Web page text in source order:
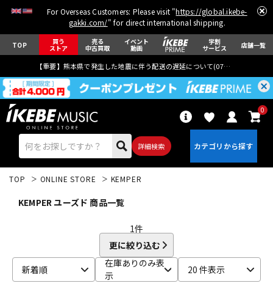
For Overseas Customers: Please visit "https://global.ikebe-
gakki.com/" for direct international shipping.
TOP 買う
ストア
売る
中古買取
イベント
動画
学割
サービス 店舗一覧
【重要】熊本県で発生した地震に伴う配送の遅延について(07月29日
詳細検索
0
TOP ONLINE STORE KEMPER
KEMPER ユーズド 商品一覧
1件
更に絞り込む
新着順
在庫ありのみ表
示
20 件表示